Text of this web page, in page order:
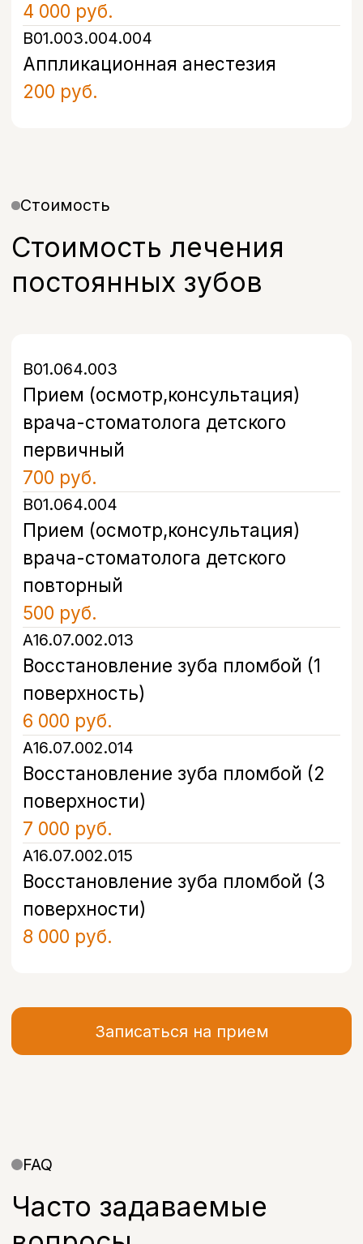
FAQ
Часто задаваемые
вопросы
администратор свяжется с вами в
течение 5 минут, чтобы подобрать
удобное время и ответить на все
вопросы.
Запишитесь на прием
в удобное время
+7
персональных данных в соответствии с
Записаться
Полезная информация